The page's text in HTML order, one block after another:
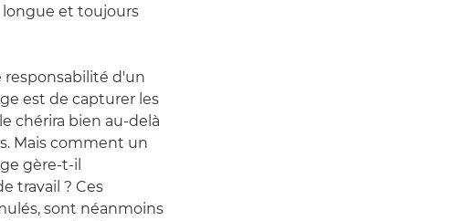
et toujours
responsabilité d'un
est de capturer les
chérira bien au-delà
Mais comment un
gère-t-il
travail ? Ces
sont néanmoins